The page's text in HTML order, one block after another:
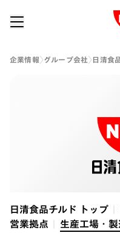
企業情報 グループ会社 日清食
日清食品チルド トップ
営業拠点
生産工場・製